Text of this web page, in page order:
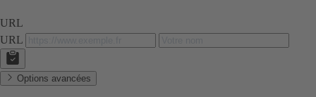
URL
URL
Options avancées